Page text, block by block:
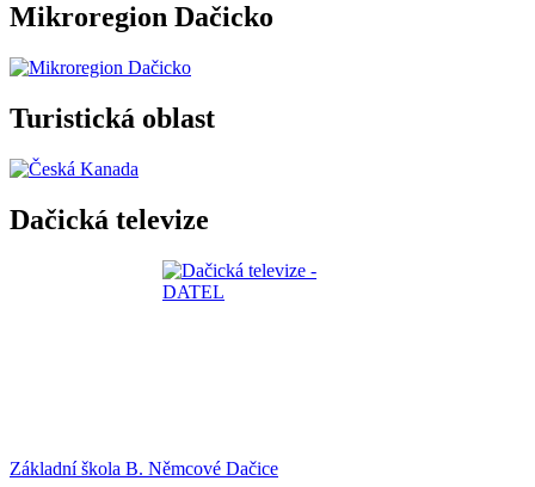
Mikroregion Dačicko
Turistická oblast
Dačická televize
Základní škola B. Němcové Dačice